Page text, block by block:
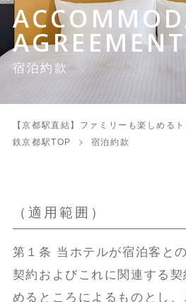
AGREEMENT
宿泊約款
【京都駅直結】ファミリーも楽しめる
鉄京都駅TOP
宿泊約款
（適用範囲）
第１条 当ホテルが宿泊客と
契約およびこれに関連する
めるところによるものとし